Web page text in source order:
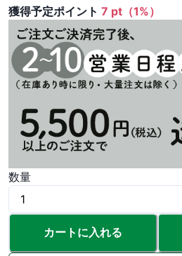
獲得予定ポイント 7 pt（1%）
数量
カートに入れる